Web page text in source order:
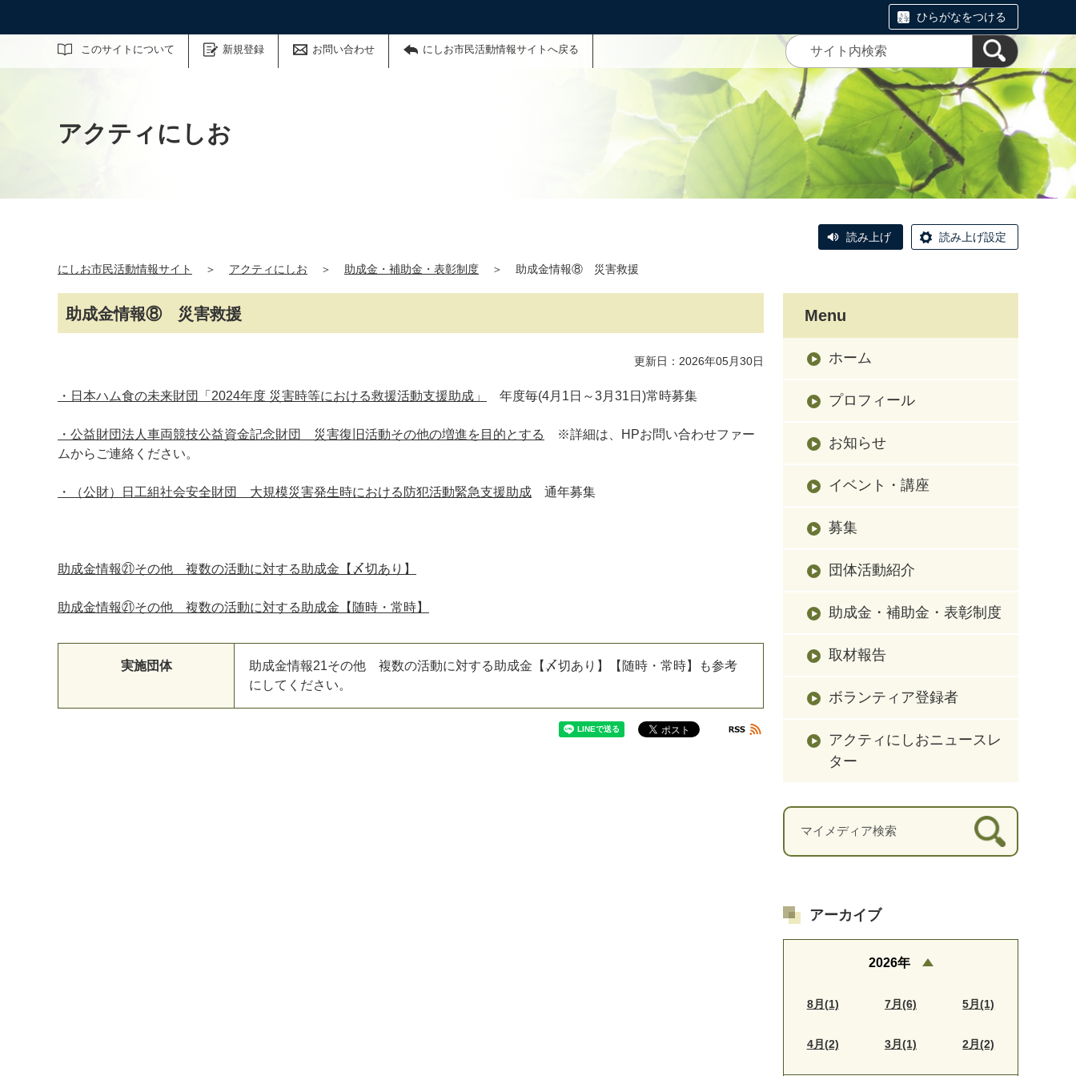
ひらがなをつける
このサイトについて 新規登録 お問い合わせ にしお市民活動情報サイトへ戻る
サイト内検索
アクティにしお
読み上げ 読み上げ設定
にしお市民活動情報サイト ＞ アクティにしお ＞ 助成金・補助金・表彰制度 ＞ 助成金情報⑧ 災害救援
助成金情報⑧ 災害救援
更新日：2026年05月30日
・日本ハム食の未来財団「2024年度 災害時等における救援活動支援助成」 年度毎(4月1日～3月31日)常時募集
・公益財団法人車両競技公益資金記念財団 災害復旧活動その他の増進を目的とする
※詳細は、HPお問い合わせファー
ムからご連絡ください。
・（公財）日工組社会安全財団 大規模災害発生時における防犯活動緊急支援助成 通年募集
助成金情報㉑その他 複数の活動に対する助成金【〆切あり】
助成金情報㉑その他 複数の活動に対する助成金【随時・常時】
実施団体
助成金情報21その他 複数の活動に対する助成金【〆切あり】【随時・常時】も参考
にしてください。
Menu
ホーム
プロフィール
お知らせ
イベント・講座
募集
団体活動紹介
助成金・補助金・表彰制度
取材報告
ボランティア登録者
アクティにしおニュースレ
ター
アーカイブ
2026年
8月(1) 7月(6) 5月(1)
4月(2) 3月(1) 2月(2)